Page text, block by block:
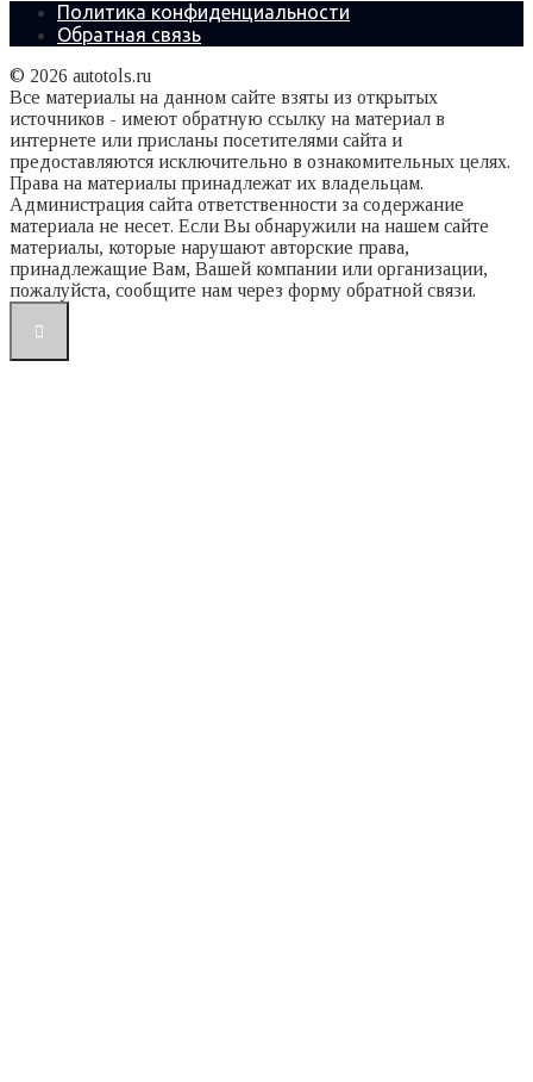
Политика конфиденциальности
Обратная связь
© 2026 autotols.ru
Все материалы на данном сайте взяты из открытых
источников - имеют обратную ссылку на материал в
интернете или присланы посетителями сайта и
предоставляются исключительно в ознакомительных целях.
Права на материалы принадлежат их владельцам.
Администрация сайта ответственности за содержание
материала не несет. Если Вы обнаружили на нашем сайте
материалы, которые нарушают авторские права,
принадлежащие Вам, Вашей компании или организации,
пожалуйста, сообщите нам через форму обратной связи.